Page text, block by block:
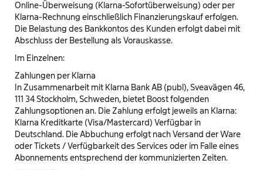
Online-Überweisung (Klarna-Sofortüberweisung) oder per
Klarna-Rechnung einschließlich Finanzierungskauf erfolgen.
Die Belastung des Bankkontos des Kunden erfolgt dabei mit
Abschluss der Bestellung als Vorauskasse.
Im Einzelnen:
Zahlungen per Klarna
In Zusammenarbeit mit Klarna Bank AB (publ), Sveavägen 46,
111 34 Stockholm, Schweden, bietet Boost folgenden
Zahlungsoptionen an. Die Zahlung erfolgt jeweils an Klarna:
Klarna Kreditkarte (Visa/Mastercard) Verfügbar in
Deutschland. Die Abbuchung erfolgt nach Versand der Ware
oder Tickets / Verfügbarkeit des Services oder im Falle eines
Abonnements entsprechend der kommunizierten Zeiten.